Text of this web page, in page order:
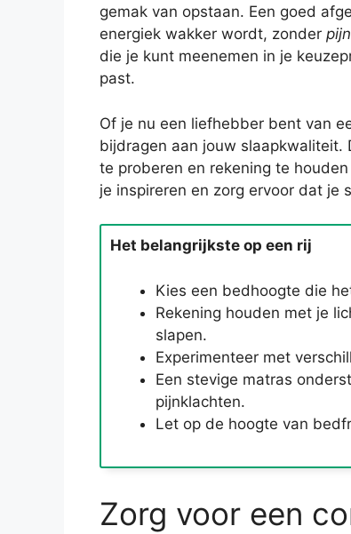
gemak van opstaan. Een goed
energiek wakker wordt, zonder
die je kunt meenemen in je
past.
Of je nu een liefhebber bent van
bijdragen aan jouw slaapkwaliteit.
te proberen en rekening te
je inspireren en zorg ervoor dat je
Het belangrijkste op een rij
Kies een bedhoogte die
Rekening houden met je
slapen.
Experimenteer met
Een stevige matras
pijnklachten.
Let op de hoogte van
Zorg voor een